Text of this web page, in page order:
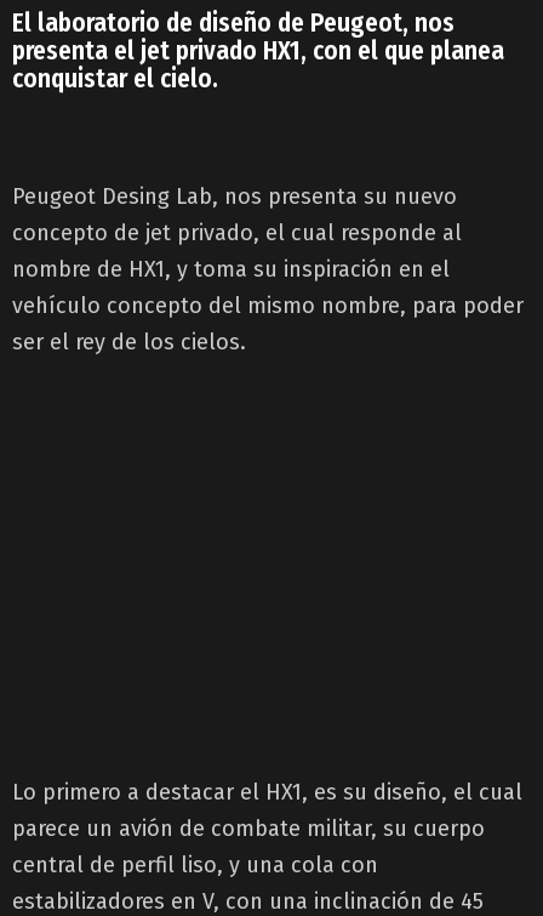
El laboratorio de diseño de Peugeot, nos
presenta el jet privado HX1, con el que planea
conquistar el cielo.
Peugeot Desing Lab, nos presenta su nuevo
concepto de jet privado, el cual responde al
nombre de HX1, y toma su inspiración en el
vehículo concepto del mismo nombre, para poder
ser el rey de los cielos.
Lo primero a destacar el HX1, es su diseño, el cual
parece un avión de combate militar, su cuerpo
central de perfil liso, y una cola con
estabilizadores en V, con una inclinación de 45